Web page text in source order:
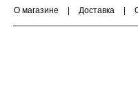
О магазине Доставка